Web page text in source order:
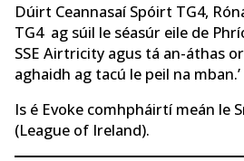
Dúirt Ceannasaí Spóirt TG4,
TG4 ag súil le séasúr eile de
SSE Airtricity agus tá an-áthas
aghaidh ag tacú le peil na mban.’
Is é Evoke comhpháirtí meán le
(League of Ireland).